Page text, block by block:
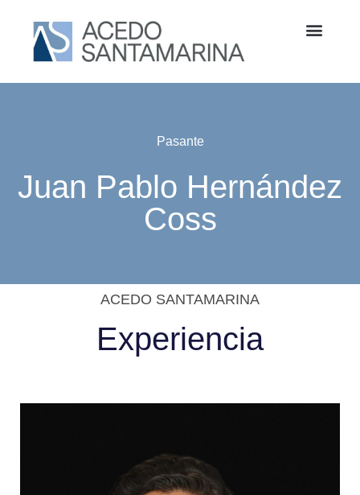
Pasante
Juan Pablo Hernández
Coss
ACEDO SANTAMARINA
Experiencia